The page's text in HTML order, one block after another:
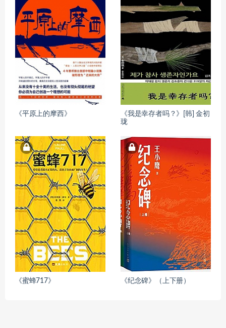
《平原上的摩西》
《我是幸存者吗？》[韩] 金初
珑
《蜜蜂717》 《纪念碑》（上下册）